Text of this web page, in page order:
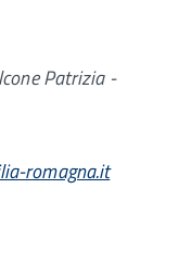
Patrizia -
romagna.it